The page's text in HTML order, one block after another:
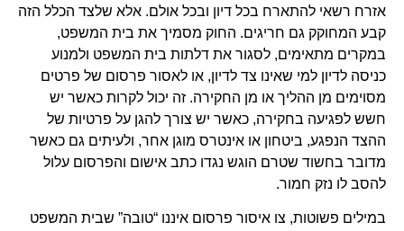
אזרח רשאי להתארח בכל דיון ובכל אולם. אלא שלצד הכלל הזה
קבע המחוקק גם חריגים. החוק מסמיך את בית המשפט,
במקרים מתאימים, לסגור את דלתות בית המשפט ולמנוע
כניסה לדיון למי שאינו צד לדיון, או לאסור פרסום של פרטים
מסוימים מן ההליך או מן החקירה. זה יכול לקרות כאשר יש
חשש לפגיעה בחקירה, כאשר יש צורך להגן על פרטיות של
ההצד הנפגע, ביטחון או אינטרס מוגן אחר, ולעיתים גם כאשר
מדובר בחשוד שטרם הוגש נגדו כתב אישום והפרסום עלול
להסב לו נזק חמור.
במילים פשוטות, צו איסור פרסום איננו “טובה” שבית המשפט